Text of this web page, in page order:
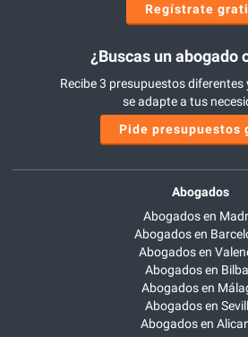
Regístrate
¿Buscas un abogado
Recibe 3 presupuestos diferentes
se adapte a tus
Pide presupuestos
Abogados
Abogados en
Abogados en
Abogados en
Abogados en
Abogados en
Abogados en
Abogados en